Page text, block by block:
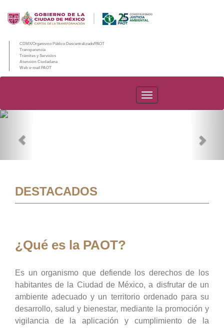
CDMX/Organismo Público Descentralizado/PAOT
Transparencia
Trámites y Servicios
Atención Ciudadana
Web e-mail PAOT
PAOT
DESTACADOS
¿Qué es la PAOT?
Es un organismo que defiende los derechos de los
habitantes de la Ciudad de México, a disfrutar de un
ambiente adecuado y un territorio ordenado para su
desarrollo, salud y bienestar, mediante la promoción y
vigilancia de la aplicación y cumplimiento de la